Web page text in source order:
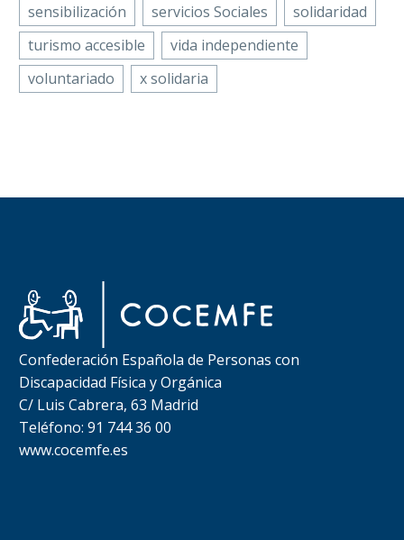
sensibilización
servicios Sociales
solidaridad
turismo accesible
vida independiente
voluntariado
x solidaria
Confederación Española de Personas con
Discapacidad Física y Orgánica
C/ Luis Cabrera, 63 Madrid
Teléfono: 91 744 36 00
www.cocemfe.es